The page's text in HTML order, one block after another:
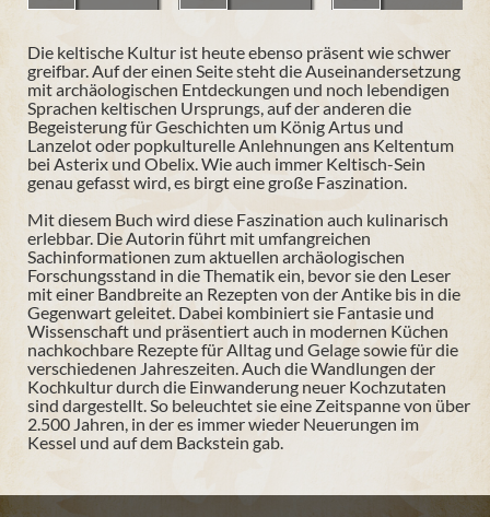
Die keltische Kultur ist heute ebenso präsent wie schwer
greifbar. Auf der einen Seite steht die Auseinandersetzung
mit archäologischen Entdeckungen und noch lebendigen
Sprachen keltischen Ursprungs, auf der anderen die
Begeisterung für Geschichten um König Artus und
Lanzelot oder popkulturelle Anlehnungen ans Keltentum
bei Asterix und Obelix. Wie auch immer Keltisch-Sein
genau gefasst wird, es birgt eine große Faszination.
Mit diesem Buch wird diese Faszination auch kulinarisch
erlebbar. Die Autorin führt mit umfangreichen
Sachinformationen zum aktuellen archäologischen
Forschungsstand in die Thematik ein, bevor sie den Leser
mit einer Bandbreite an Rezepten von der Antike bis in die
Gegenwart geleitet. Dabei kombiniert sie Fantasie und
Wissenschaft und präsentiert auch in modernen Küchen
nachkochbare Rezepte für Alltag und Gelage sowie für die
verschiedenen Jahreszeiten. Auch die Wandlungen der
Kochkultur durch die Einwanderung neuer Kochzutaten
sind dargestellt. So beleuchtet sie eine Zeitspanne von über
2.500 Jahren, in der es immer wieder Neuerungen im
Kessel und auf dem Backstein gab.